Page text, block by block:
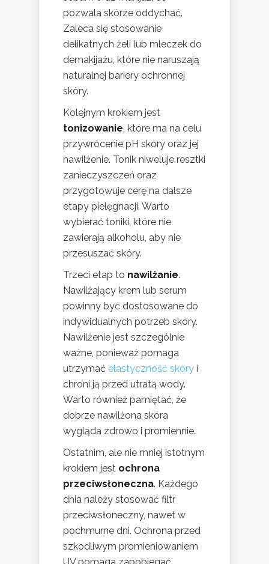
pozwala skórze oddychać.
Zaleca się stosowanie
delikatnych żeli lub mleczek do
demakijażu, które nie naruszają
naturalnej bariery ochronnej
skóry.
Kolejnym krokiem jest
tonizowanie, które ma na celu
przywrócenie pH skóry oraz jej
nawilżenie. Tonik niweluje resztki
zanieczyszczeń oraz
przygotowuje cerę na dalsze
etapy pielęgnacji. Warto
wybierać toniki, które nie
zawierają alkoholu, aby nie
przesuszać skóry.
Trzeci etap to nawilżanie.
Nawilżający krem lub serum
powinny być dostosowane do
indywidualnych potrzeb skóry.
Nawilżenie jest szczególnie
ważne, ponieważ pomaga
utrzymać elastyczność skóry i
chroni ją przed utratą wody.
Warto również pamiętać, że
dobrze nawilżona skóra
wygląda zdrowo i promiennie.
Ostatnim, ale nie mniej istotnym
krokiem jest ochrona
przeciwsłoneczna. Każdego
dnia należy stosować filtr
przeciwsłoneczny, nawet w
pochmurne dni. Ochrona przed
szkodliwym promieniowaniem